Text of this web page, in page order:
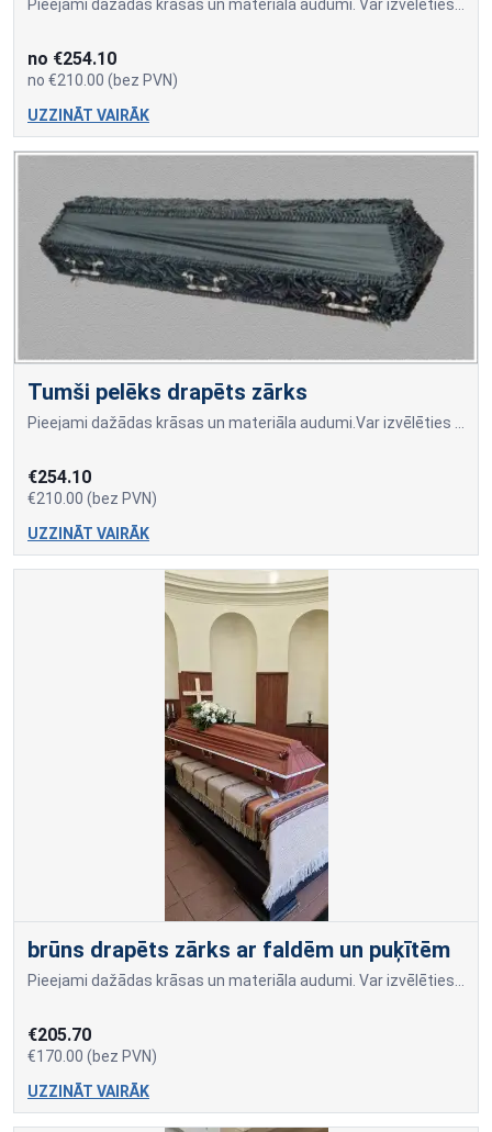
no €254.10
no €210.00 (bez PVN)
UZZINĀT VAIRĀK
Tumši pelēks drapēts zārks
Pieejami dažādas krāsas un materiāla audumi.Var izvēlēties dažādus drapējuma rakstus. Cena atkarīga no auduma materiāla un drapējuma veida.
€254.10
€210.00 (bez PVN)
UZZINĀT VAIRĀK
brūns drapēts zārks ar faldēm un puķītēm
Pieejami dažādas krāsas un materiāla audumi. Var izvēlēties dažādus drapējuma rakstus. Cena atkarīga no auduma materiāla un drapējuma veida.
€205.70
€170.00 (bez PVN)
UZZINĀT VAIRĀK